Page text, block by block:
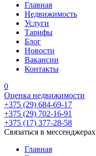
Главная
Недвижимость
Услуги
Тарифы
Блог
Новости
Вакансии
Контакты
0
Оценка недвижимости
+375 (29) 684-69-17
+375 (29) 702-16-91
+375 (17) 377-28-58
Связаться в мессенджерах
Главная